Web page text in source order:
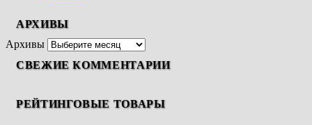
АРХИВЫ
Архивы
СВЕЖИЕ КОММЕНТАРИИ
РЕЙТИНГОВЫЕ ТОВАРЫ